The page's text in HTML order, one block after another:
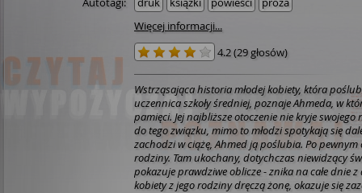
Więcej informacji...
4.2(29 głosów)
Wstrząsająca historia młodej kobiety, która poślubiła
uczennica szkoły średniej, poznaje Ahmeda, w
pamięci. Jej najbliższe otoczenie nie kryje
do tego związku, mimo to młodzi spotykają się
zachodzi w ciążę, Ahmed ją poślubia. Po pewnym czasie wyjeżdżają do jego
rodziny. Tam ukochany, dotychczas niewidzący
pokazuje prawdziwe oblicze - znika na całe dnie
kobiety z jego rodziny dręczą żonę, okazuje się